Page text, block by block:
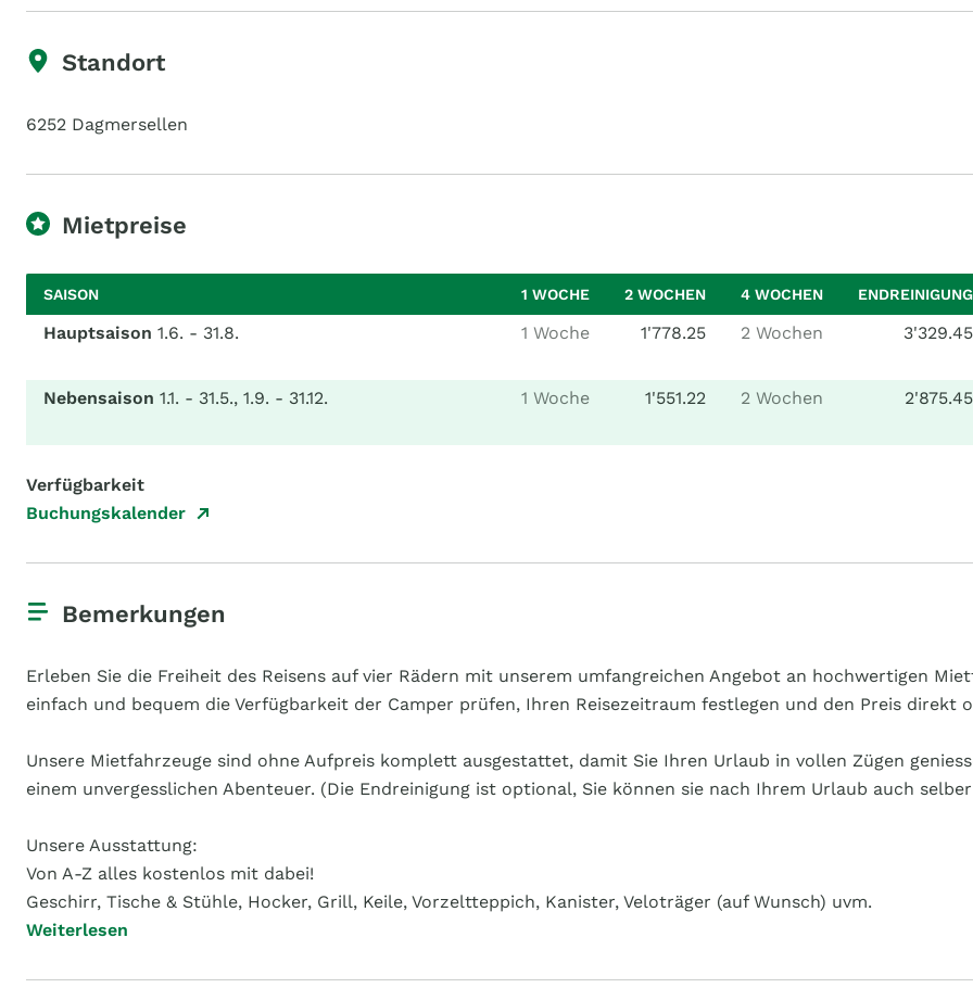
Standort
6252 Dagmersellen
Mietpreise
SAISON 1 WOCHE 2 WOCHEN 4 WOCHEN ENDREINIGUNG
Hauptsaison 1.6. - 31.8. 1 Woche 1'778.25 2 Wochen 3'329.45
Nebensaison 1.1. - 31.5., 1.9. - 31.12. 1 Woche 1'551.22 2 Wochen 2'875.45
Verfügbarkeit
Buchungskalender
Bemerkungen
Erleben Sie die Freiheit des Reisens auf vier Rädern mit unserem umfangreichen Angebot an hochwertigen
einfach und bequem die Verfügbarkeit der Camper prüfen, Ihren Reisezeitraum festlegen und den Preis direkt
Unsere Mietfahrzeuge sind ohne Aufpreis komplett ausgestattet, damit Sie Ihren Urlaub in vollen Zügen
einem unvergesslichen Abenteuer. (Die Endreinigung ist optional, Sie können sie nach Ihrem Urlaub auch
Unsere Ausstattung:
Von A-Z alles kostenlos mit dabei!
Geschirr, Tische & Stühle, Hocker, Grill, Keile, Vorzeltteppich, Kanister, Veloträger (auf Wunsch) uvm.
Weiterlesen